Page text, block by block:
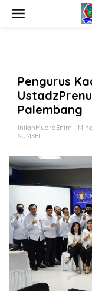
Pengurus
Palembang
InilahMuaraEnim
SUMSEL